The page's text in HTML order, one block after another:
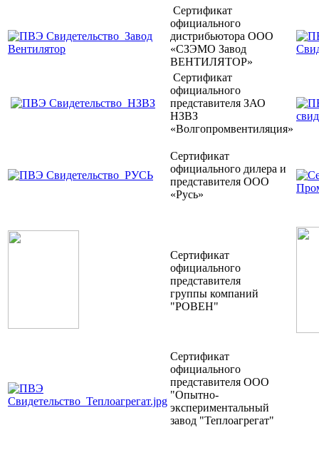
Сертификат
официального
дистрибьютора ООО
«СЗЭМО Завод
ВЕНТИЛЯТОР»
Сертификат
официального
представителя ЗАО
НЗВЗ
«Волгопромвентиляция»
Сертификат
официального дилера и
представителя ООО
«Русь»
Сертификат
официального
представителя
группы компаний
"РОВЕН"
Сертификат
официального
представителя ООО
"Опытно-
экспериментальный
завод "Теплоагрегат"